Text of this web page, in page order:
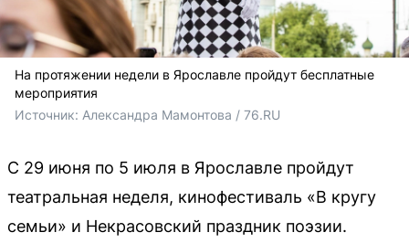
На протяжении недели в Ярославле пройдут бесплатные
мероприятия
Источник: Александра Мамонтова / 76.RU
С 29 июня по 5 июля в Ярославле пройдут
театральная неделя, кинофестиваль «В кругу
семьи» и Некрасовский праздник поэзии.